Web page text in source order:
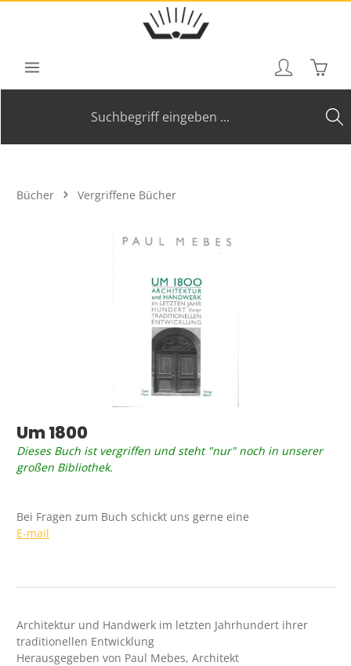
Zum Hauptinhalt springen
Bücher Vergriffene Bücher
Bildergalerie überspringen
Um 1800
Dieses Buch ist vergriffen und steht "nur" noch in unserer
großen Bibliothek.
Bei Fragen zum Buch schickt uns gerne eine
E-mail
Architektur und Handwerk im letzten Jahrhundert ihrer
traditionellen Entwicklung
Herausgegeben von Paul Mebes, Architekt